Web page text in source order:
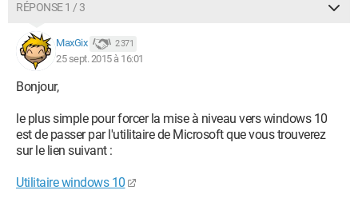
RÉPONSE 1 / 3
MaxGix 2 371
25 sept. 2015 à 16:01
Bonjour,
le plus simple pour forcer la mise à niveau vers windows 10
est de passer par l'utilitaire de Microsoft que vous trouverez
sur le lien suivant :
Utilitaire windows 10